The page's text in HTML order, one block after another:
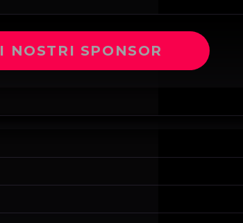
I NOSTRI SPONSOR